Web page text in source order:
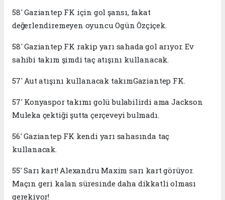
58' Gaziantep FK için gol şansı, fakat
değerlendiremeyen oyuncu Ogün Özçiçek.
58' Gaziantep FK rakip yarı sahada gol arıyor. Ev
sahibi takım şimdi taç atışını kullanacak.
57' Aut atışını kullanacak takımGaziantep FK.
57' Konyaspor takımı golü bulabilirdi ama Jackson
Muleka çektiği şutta çerçeveyi bulmadı.
56' Gaziantep FK kendi yarı sahasında taç
kullanacak.
55' Sarı kart! Alexandru Maxim sarı kart görüyor.
Maçın geri kalan süresinde daha dikkatli olması
gerekiyor!